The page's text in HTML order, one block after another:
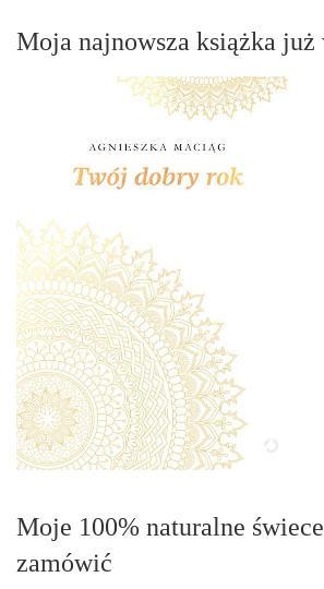
Moja najnowsza książka już
Moje 100% naturalne
zamówić